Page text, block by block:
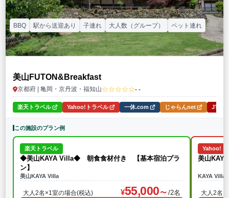
美山FUTON&Breakfast
京都府 | 亀岡・京丹波・福知山☆☆☆☆☆- -
BBQ 駅から送迎あり 子連れ 大人数（グループ） ペット連れ
楽天トラベル Yahoo!トラベル 一休.com じゃらんnet JTB
この施設のプラン例
楽天トラベル
◆美山KAYA Villa◆ 朝食食材付き 【基本宿泊プラ
ン】
美山KAYA Villa
大人2名×1室の場合(税込) 55,000 /2名
Yahoo!ト
美山
KAYA Villa
大人2名